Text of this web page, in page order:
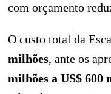
com orçamento
O custo total da
milhões, ante os
milhões a US$ 600